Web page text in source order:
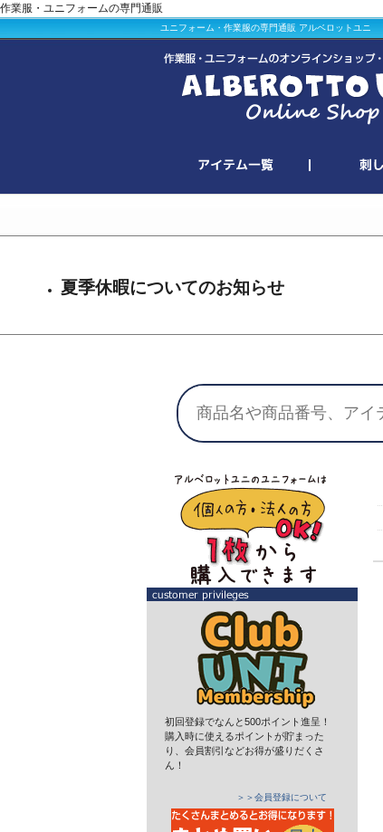
作業服・ユニフォームの専門通販
ユニフォーム・作業服の専門通販 アルベロットユニ
夏季休暇についてのお知らせ
初回登録でなんと500ポイント進呈！
購入時に使えるポイントが貯まった
り、会員割引などお得が盛りだくさ
ん！
＞＞会員登録について